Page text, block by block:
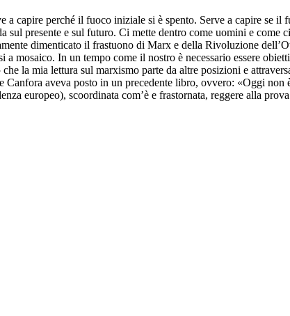
capire perché il fuoco iniziale si è spento. Serve a capire se il
sul presente e sul futuro. Ci mette dentro come uomini e
dimenticato il frastuono di Marx e della Rivoluzione
mosaico. In un tempo come il nostro è necessario essere
la mia lettura sul marxismo parte da altre posizioni e
Canfora aveva posto in un precedente libro, ovvero: «Oggi
europeo), scoordinata com’è e frastornata, reggere alla